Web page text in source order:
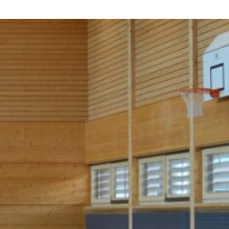
Steh­leuchten
Stras­sen­leuchten
Wand­leuchten